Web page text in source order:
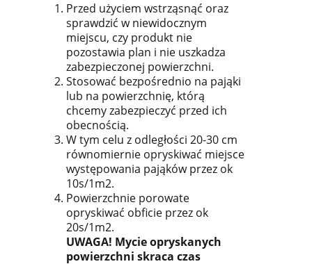
Przed użyciem wstrząsnąć oraz
sprawdzić w niewidocznym
miejscu, czy produkt nie
pozostawia plan i nie uszkadza
zabezpieczonej powierzchni.
Stosować bezpośrednio na pająki
lub na powierzchnię, którą
chcemy zabezpieczyć przed ich
obecnością.
W tym celu z odległości 20-30 cm
równomiernie opryskiwać miejsce
występowania pająków przez ok
10s/1m2.
Powierzchnie porowate
opryskiwać obficie przez ok
20s/1m2.
UWAGA! Mycie opryskanych
powierzchni skraca czas